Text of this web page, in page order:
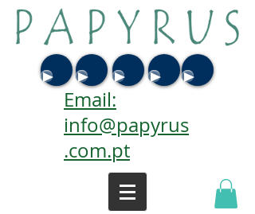
Email:
info@papyrus
.com.pt